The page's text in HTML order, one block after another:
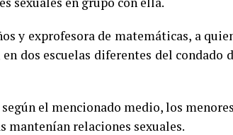
y exprofesora de matemáticas, a
dos escuelas diferentes del condado
el mencionado medio, los
mantenían relaciones sexuales.